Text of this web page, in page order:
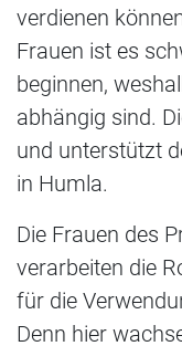
verdienen
Frauen ist es
beginnen,
abhängig sind.
und unterstützt
in Humla.
Die Frauen des
verarbeiten die
für die
Denn hier